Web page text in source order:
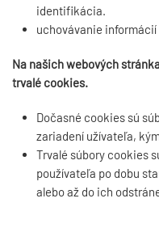
identifikácia.
uchovávanie
Na našich webových
trvalé cookies.
Dočasné cookies sú
zariadení užívateľa,
Trvalé súbory cookies
používateľa po dobu
alebo až do ich